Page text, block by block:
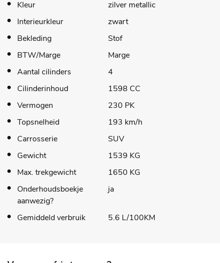
Kleur
zilver metallic
Interieurkleur
zwart
Bekleding
Stof
BTW/Marge
Marge
Aantal cilinders
4
Cilinderinhoud
1598 CC
Vermogen
230 PK
Topsnelheid
193 km/h
Carrosserie
SUV
Gewicht
1539 KG
Max. trekgewicht
1650 KG
Onderhoudsboekje
aanwezig?
ja
Gemiddeld verbruik 5.6 L/100KM